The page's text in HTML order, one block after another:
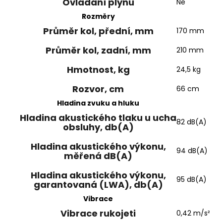
Ne
Rozměry
Průměr kol, přední, mm 170 mm
Průměr kol, zadní, mm 210 mm
Hmotnost, kg 24,5 kg
Rozvor, cm
66 cm
Hladina zvuku a hluku
Hladina akustického tlaku u ucha
obsluhy, db(A) 82 dB(A)
Hladina akustického výkonu,
měřená dB(A) 94 dB(A)
Hladina akustického výkonu,
garantovaná (LWA), db(A)
95 dB(A)
Vibrace
Vibrace rukojeti 0,42 m/s²